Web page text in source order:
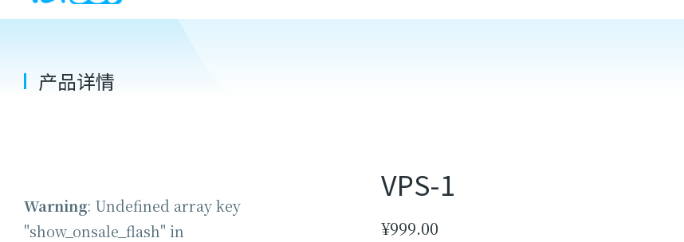
产品详情
Warning: Undefined array key
"show_onsale_flash" in
VPS-1
¥999.00